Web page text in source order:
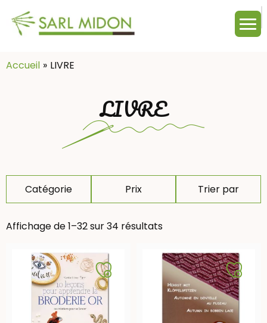
Accueil
LIVRE
LIVRE
Catégorie Prix Trier par
Affichage de 1–32 sur 34 résultats